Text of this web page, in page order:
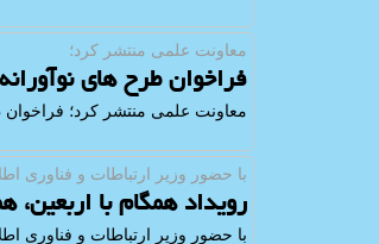
معاونت علمی منتشر كرد؛
فراخوان طرح های
معاونت علمی منتشر كرد؛
با حضور وزیر ارتباطات و فناوری
رویداد همگام با اربعین،
با حضور وزیر ارتباطات و فناوری